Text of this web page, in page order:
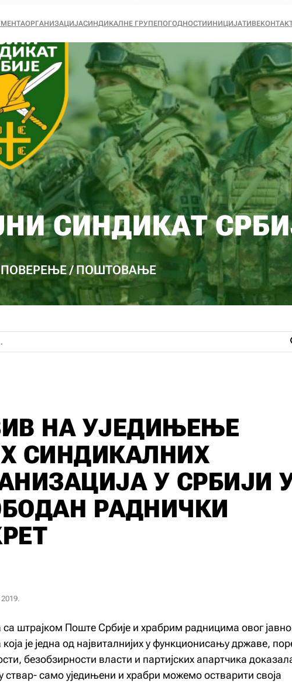
ОРГАНИЗАЦИЈАСИНДИКАЛНЕ ГРУПЕПОГОДНОСТИИНИЦИЈАТИВЕ
СИНДИКАТ
ПОВЕРЕЊЕ / ПОШТОВАЊЕ
НА УЈЕДИЊЕЊЕ
СИНДИКАЛНИХ
У СРБИЈИ
РАДНИЧКИ
штрајком Поште Србије и храбрим радницима овог
је једна од највиталнијих у функционисању државе,
безобзирности власти и партијских апартчика
ствар- само уједињени и храбри можемо остварити своја